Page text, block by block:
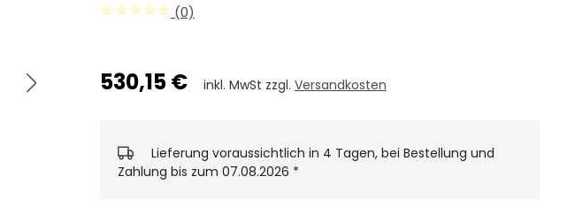
(0)
530,15 € inkl. MwSt zzgl. Versandkosten
Lieferung voraussichtlich in 4 Tagen, bei Bestellung und
Zahlung bis zum 07.08.2026 *